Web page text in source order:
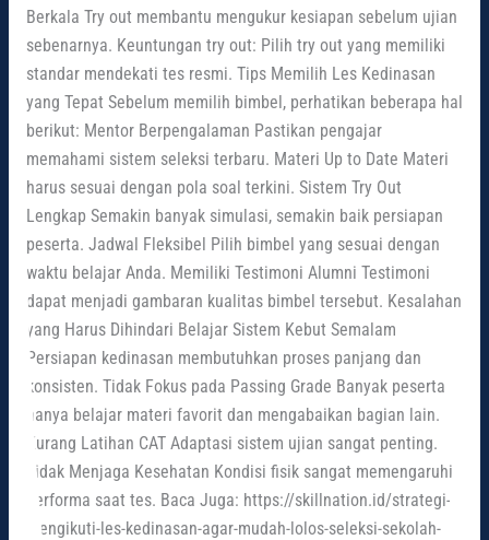
Berkala Try out membantu mengukur kesiapan sebelum ujian
sebenarnya. Keuntungan try out: Pilih try out yang memiliki
standar mendekati tes resmi. Tips Memilih Les Kedinasan
yang Tepat Sebelum memilih bimbel, perhatikan beberapa hal
berikut: Mentor Berpengalaman Pastikan pengajar
memahami sistem seleksi terbaru. Materi Up to Date Materi
harus sesuai dengan pola soal terkini. Sistem Try Out
Lengkap Semakin banyak simulasi, semakin baik persiapan
peserta. Jadwal Fleksibel Pilih bimbel yang sesuai dengan
waktu belajar Anda. Memiliki Testimoni Alumni Testimoni
dapat menjadi gambaran kualitas bimbel tersebut. Kesalahan
yang Harus Dihindari Belajar Sistem Kebut Semalam
Persiapan kedinasan membutuhkan proses panjang dan
konsisten. Tidak Fokus pada Passing Grade Banyak peserta
hanya belajar materi favorit dan mengabaikan bagian lain.
Kurang Latihan CAT Adaptasi sistem ujian sangat penting.
Tidak Menjaga Kesehatan Kondisi fisik sangat memengaruhi
performa saat tes. Baca Juga: https://skillnation.id/strategi-
mengikuti-les-kedinasan-agar-mudah-lolos-seleksi-sekolah-